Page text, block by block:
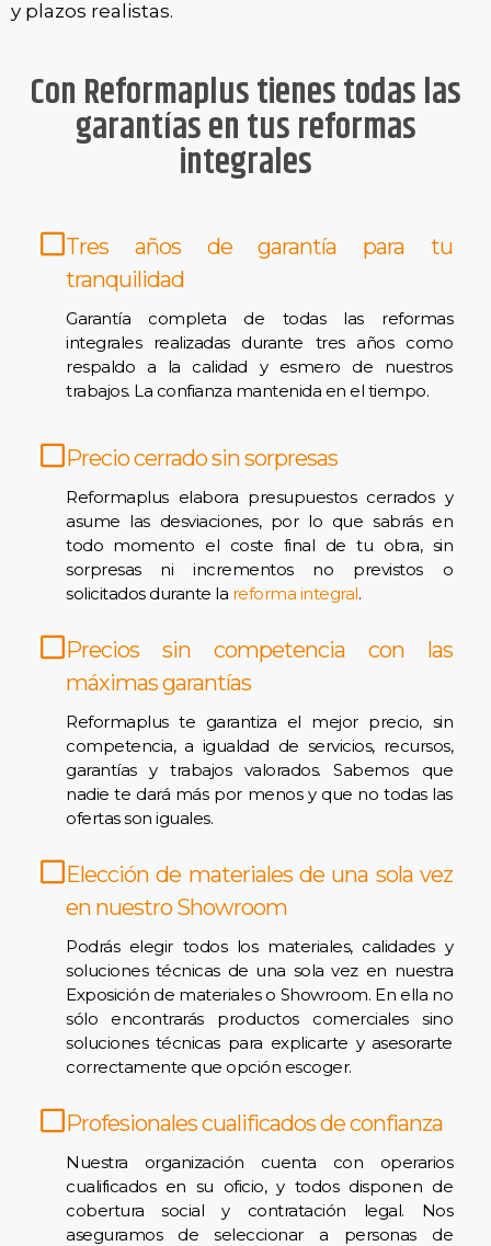
y plazos realistas.
Con Reformaplus tienes todas las
garantías en tus reformas
integrales
Tres años de garantía para tu
tranquilidad
Garantía completa de todas las reformas
integrales realizadas durante tres años como
respaldo a la calidad y esmero de nuestros
trabajos. La confianza mantenida en el tiempo.
Precio cerrado sin sorpresas
Reformaplus elabora presupuestos cerrados y
asume las desviaciones, por lo que sabrás en
todo momento el coste final de tu obra, sin
sorpresas ni incrementos no previstos o
solicitados durante la reforma integral.
Precios sin competencia con las
máximas garantías
Reformaplus te garantiza el mejor precio, sin
competencia, a igualdad de servicios, recursos,
garantías y trabajos valorados. Sabemos que
nadie te dará más por menos y que no todas las
ofertas son iguales.
Elección de materiales de una sola vez
en nuestro Showroom
Podrás elegir todos los materiales, calidades y
soluciones técnicas de una sola vez en nuestra
Exposición de materiales o Showroom. En ella no
sólo encontrarás productos comerciales sino
soluciones técnicas para explicarte y asesorarte
correctamente que opción escoger.
Profesionales cualificados de confianza
Nuestra organización cuenta con operarios
cualificados en su oficio, y todos disponen de
cobertura social y contratación legal. Nos
aseguramos de seleccionar a personas de